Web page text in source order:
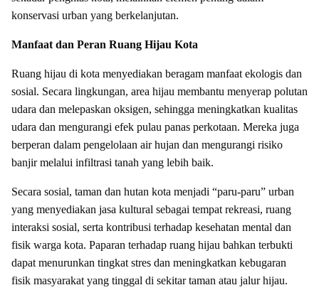
konservasi urban yang berkelanjutan.
Manfaat dan Peran Ruang Hijau Kota
Ruang hijau di kota menyediakan beragam manfaat ekologis dan
sosial. Secara lingkungan, area hijau membantu menyerap polutan
udara dan melepaskan oksigen, sehingga meningkatkan kualitas
udara dan mengurangi efek pulau panas perkotaan. Mereka juga
berperan dalam pengelolaan air hujan dan mengurangi risiko
banjir melalui infiltrasi tanah yang lebih baik.
Secara sosial, taman dan hutan kota menjadi “paru-paru” urban
yang menyediakan jasa kultural sebagai tempat rekreasi, ruang
interaksi sosial, serta kontribusi terhadap kesehatan mental dan
fisik warga kota. Paparan terhadap ruang hijau bahkan terbukti
dapat menurunkan tingkat stres dan meningkatkan kebugaran
fisik masyarakat yang tinggal di sekitar taman atau jalur hijau.